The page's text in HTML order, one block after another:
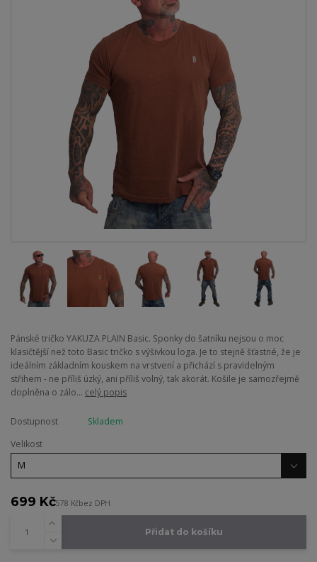
Pánské tričko YAKUZA PLAIN Basic. Sponky do šatníku nejsou o moc
klasičtější než toto Basic tričko s výšivkou loga. Je to stejně šťastné, že je
ideálním základním kouskem na vrstvení a přichází s pravidelným
střihem - ne příliš úzký, ani příliš volný, tak akorát. Košile je samozřejmě
doplněna o zálo... celý popis
Dostupnost
Skladem
Velikost
699 Kč578 Kčbez DPH
Přidat do košíku